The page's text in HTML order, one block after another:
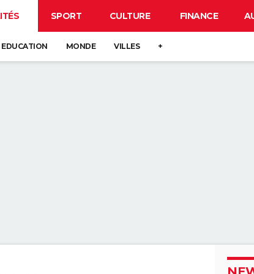
SPORT CULTURE FINANCE
EDUCATION MONDE VILLES +